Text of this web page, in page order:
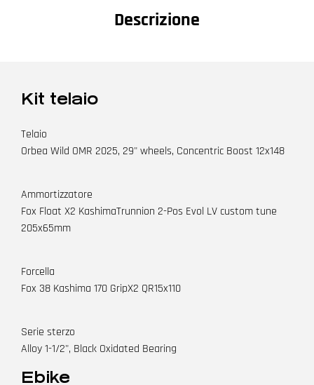
Descrizione
Kit telaio
Telaio
Orbea Wild OMR 2025, 29" wheels, Concentric Boost 12x148
Ammortizzatore
Fox Float X2 KashimaTrunnion 2-Pos Evol LV custom tune
205x65mm
Forcella
Fox 38 Kashima 170 GripX2 QR15x110
Serie sterzo
Alloy 1-1/2", Black Oxidated Bearing
Ebike